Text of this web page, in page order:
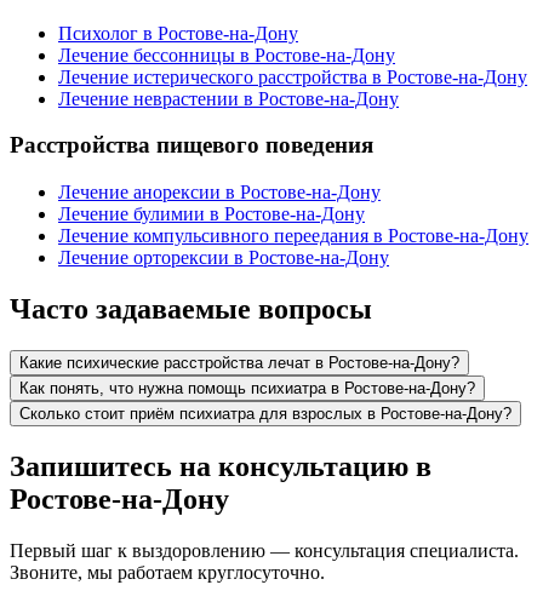
Психолог в Ростове-на-Дону
Лечение бессонницы в Ростове-на-Дону
Лечение истерического расстройства в Ростове-на-Дону
Лечение неврастении в Ростове-на-Дону
Расстройства пищевого поведения
Лечение анорексии в Ростове-на-Дону
Лечение булимии в Ростове-на-Дону
Лечение компульсивного переедания в Ростове-на-Дону
Лечение орторексии в Ростове-на-Дону
Часто задаваемые вопросы
Какие психические расстройства лечат в Ростове-на-Дону?
Как понять, что нужна помощь психиатра в Ростове-на-Дону?
Сколько стоит приём психиатра для взрослых в Ростове-на-Дону?
Запишитесь на консультацию в
Ростове-на-Дону
Первый шаг к выздоровлению — консультация специалиста.
Звоните, мы работаем круглосуточно.